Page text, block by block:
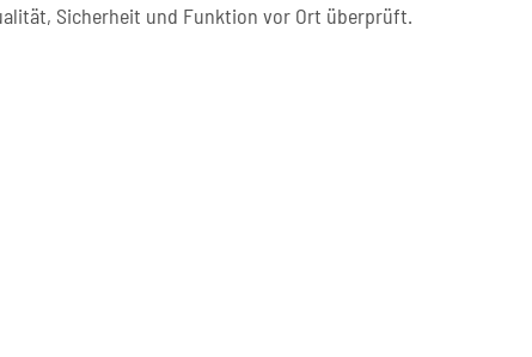
Sicherheit und Funktion vor Ort überprüft.